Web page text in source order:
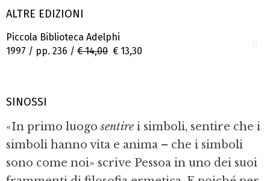
ALTRE EDIZIONI
Piccola Biblioteca Adelphi
1997 / pp. 236 / € 14,00 € 13,30
SINOSSI
«In primo luogosentire i simboli, sentire che i
simboli hanno vita e anima – che i simboli
sono come noi» scrive Pessoa in uno dei suoi